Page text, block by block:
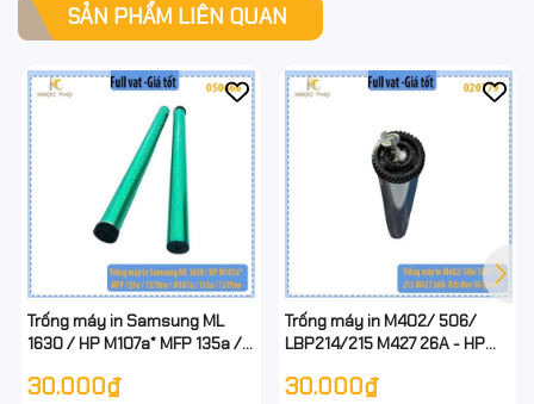
SẢN PHẨM LIÊN QUAN
Trống máy in Samsung ML
1630 / HP M107a* MFP 135a /
- có tiếp mát ở đầu trống - full
30.000₫
Trống máy in M402/ 506/
LBP214/215 M427 26A - HP
CF226A ( 26A / 26X ) - Bb đen
30.000₫